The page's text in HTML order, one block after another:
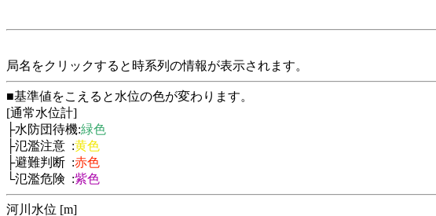
局名をクリックすると時系列の情報が表示されます。
■基準値をこえると水位の色が変わります。
[通常水位計]
├水防団待機:緑色
├氾濫注意 :黄色
├避難判断 :赤色
└氾濫危険 :紫色
河川水位 [m]